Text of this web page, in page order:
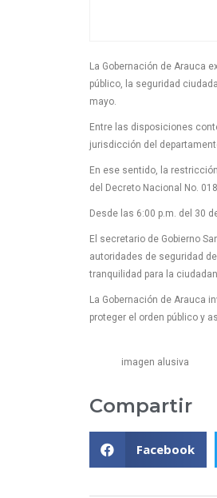
La Gobernación de Arauca
público, la seguridad
mayo.
Entre las disposiciones
jurisdicción del
En ese sentido, la
del Decreto Nacional No.
Desde las 6:00 p.m. del 30
El secretario de Gobierno
autoridades de seguridad
tranquilidad para la
La Gobernación de Arauca
proteger el orden público y
imagen alusiva
Compartir
Facebook